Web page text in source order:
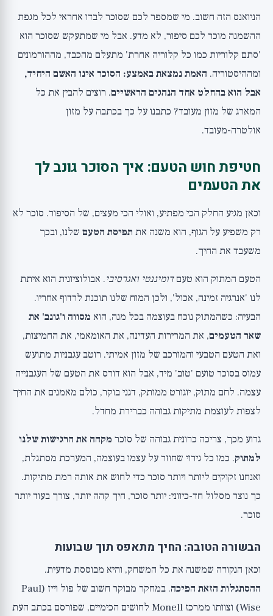
הניואנס הזה חשוב. מי שמספר לכם שסוכר לבדו אחראי לכל מגפת
ההשמנה מוכר לכם סיפור, לא מדע. אבל מי שמתעקש שסוכר הוא
'סתם קלוריות כמו כל קלוריה אחרת' מתעלם מהכבד, מההורמונים
ומההיסטוריה. האמת נמצאת באמצע: הסוכר אינו האשם היחיד,
אבל הוא בהחלט אחד הנהגים הראשיים. רוצים להבין את כל
המארג של מזון מעובד? כתבנו על כך בכתבה על מזון
אולטרה-מעובד.
חטיפת חוש הטעם: איך הסוכר גונב לך
את הטעמים
וכאן מגיע החלק הכי מפתיע, ואולי הכי מעצים, של הסיפור. סוכר לא
רק משפיע על הגוף, הוא משנה את תפיסת הטעם שלנו, ובכך
משעבד את החיך.
הטעם המתוק הוא טעםדומיננטי ואגרסיבי. אבולוציונית הוא איתת
לנו 'אנרגיה זמינה, אכול', ולכן המוח שלנו תוכנת לרדוף אחריו.
הבעיה: כשהמתוק נוכח בעוצמה בכל מנה, הוא מסווה ו'גונב' את
שאר הטעמים, את המרירות העדינה, את האומאמי, את החמיצות,
ואת הטעם הטבעי והמורכב של מזון אמיתי. רוטב עגבניות מתועש
עמוס בסוכר טועם 'טוב' מיד, אבל הוא דורס את הטעם של העגבנייה
עצמה. לחם מתוק, יוגורט ממותק, דגני בוקר, כולם מאמנים את החיך
לצפות לעוצמת מתיקות גבוהה כברירת מחדל.
גרוע מכך, צריכה כרונית גבוהה של סוכר מקהה את הרגישות שלנו
למתוק. כמו כל גירוי שחוזר על עצמו בעוצמה, המערכת מסתגלת,
ואנחנו זקוקים ליותר ויותר סוכר כדי לחוש את אותה רמת מתיקות.
כך נוצר מסלול חד-כיווני: יותר סוכר, חיך קהה יותר, צורך בעוד יותר
סוכר.
הבשורה הטובה: החיך מתאפס תוך שבועות
וכאן הנקודה שמשנה את כל המשחק, והיא מבוססת מדעית.
ההסתגלות הזאת הפיכה
. במחקר מבוקר חשוב של פול וייז (Paul
Wise) וצוותו ממרכז Monell לחושים הכימיים, שפורסם בכתב העת